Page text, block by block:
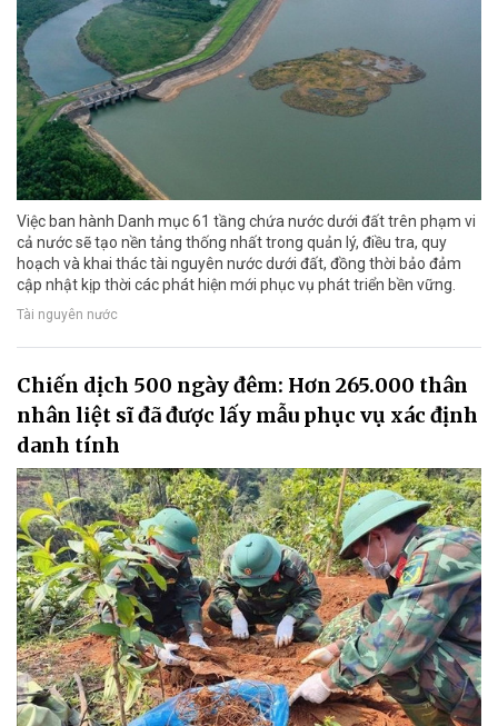
Việc ban hành Danh mục 61 tầng chứa nước dưới đất trên phạm vi
cả nước sẽ tạo nền tảng thống nhất trong quản lý, điều tra, quy
hoạch và khai thác tài nguyên nước dưới đất, đồng thời bảo đảm
cập nhật kịp thời các phát hiện mới phục vụ phát triển bền vững.
Tài nguyên nước
Chiến dịch 500 ngày đêm: Hơn 265.000 thân
nhân liệt sĩ đã được lấy mẫu phục vụ xác định
danh tính